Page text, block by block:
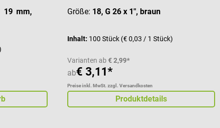
mm, Größe: 18, G 26 x 1", braun
Inhalt: 100 Stück (€ 0,03 / 1 Stück)
Varianten ab € 2,99*
ab€ 3,11*
Preise inkl. MwSt. zzgl. Versandkosten
Produktdetails